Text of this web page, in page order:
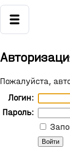
Пожалуйста,
Логин:
Пароль: